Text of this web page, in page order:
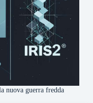
nuova guerra fredda